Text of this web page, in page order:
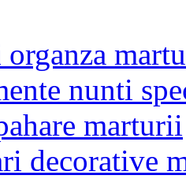
organza
nunti
marturii
decorative